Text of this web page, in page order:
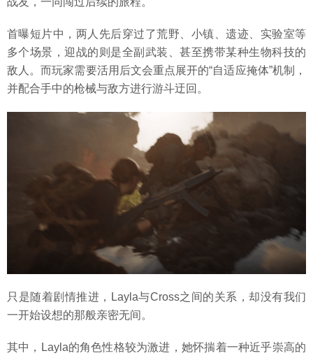
首曝短片中，两人先后穿过了荒野、小镇、遗迹、实验室等
多个场景，迎战的则是全副武装、甚至携带某种生物科技的
敌人。而玩家需要活用后文会重点展开的“自适应掩体”机制，
并配合手中的枪械与敌方进行游斗迂回。
只是随着剧情推进，Layla与Cross之间的关系，却没有我们
一开始设想的那般亲密无间。
其中，Layla的角色性格较为激进，她怀揣着一种近乎崇高的